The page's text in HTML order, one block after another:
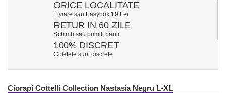
ORICE LOCALITATE
Livrare sau Easybox 19 Lei
RETUR IN 60 ZILE
Schimb sau primiti banii
100% DISCRET
Coletele sunt discrete
Ciorapi Cottelli Collection Nastasia Negru L-XL